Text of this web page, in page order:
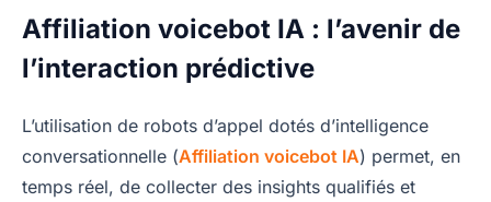
Affiliation voicebot IA : l’avenir de
l’interaction prédictive
L’utilisation de robots d’appel dotés d’intelligence
conversationnelle (Affiliation voicebot IA) permet, en
temps réel, de collecter des insights qualifiés et